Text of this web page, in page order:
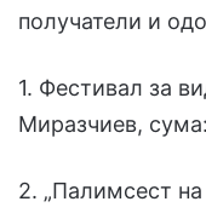
получатели и
1. Фестивал за
Миразчиев,
2. „Палимсест